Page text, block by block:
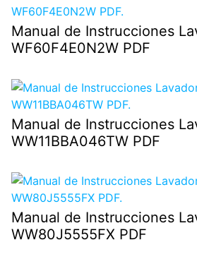
Manual de Instrucciones
WF60F4E0N2W PDF
Manual de Instrucciones
WW11BBA046TW PDF
Manual de Instrucciones
WW80J5555FX PDF